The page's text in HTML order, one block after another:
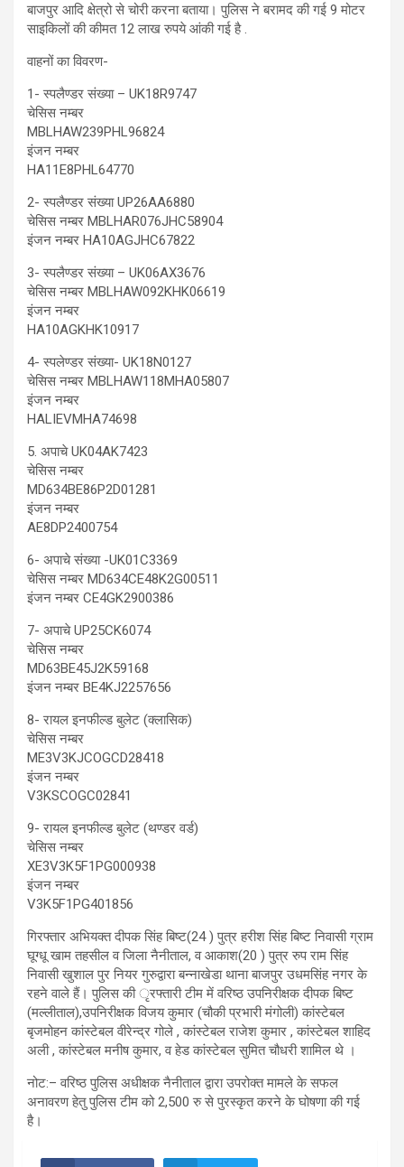
बाजपुर आदि क्षेत्रो से चोरी करना बताया। पुलिस ने बरामद की गई 9 मोटर
साइकिलों की कीमत 12 लाख रुपये आंकी गई है .
वाहनों का विवरण-
1- स्पलैण्डर संख्या – UK18R9747
चेसिस नम्बर
MBLHAW239PHL96824
इंजन नम्बर
HA11E8PHL64770
2- स्पलैण्डर संख्या UP26AA6880
चेसिस नम्बर MBLHAR076JHC58904
इंजन नम्बर HA10AGJHC67822
3- स्पलैण्डर संख्या – UK06AX3676
चेसिस नम्बर MBLHAW092KHK06619
इंजन नम्बर
HA10AGKHK10917
4- स्पलेण्डर संख्या- UK18N0127
चेसिस नम्बर MBLHAW118MHA05807
इंजन नम्बर
HALIEVMHA74698
5. अपाचे UK04AK7423
चेसिस नम्बर
MD634BE86P2D01281
इंजन नम्बर
AE8DP2400754
6- अपाचे संख्या -UK01C3369
चेसिस नम्बर MD634CE48K2G00511
इंजन नम्बर CE4GK2900386
7- अपाचे UP25CK6074
चेसिस नम्बर
MD63BE45J2K59168
इंजन नम्बर BE4KJ2257656
8- रायल इनफील्ड बुलेट (क्लासिक)
चेसिस नम्बर
ME3V3KJCOGCD28418
इंजन नम्बर
V3KSCOGC02841
9- रायल इनफील्ड बुलेट (थण्डर वर्ड)
चेसिस नम्बर
XE3V3K5F1PG000938
इंजन नम्बर
V3K5F1PG401856
गिरफ्तार अभियक्त दीपक सिंह बिष्ट(24 ) पुत्र हरीश सिंह बिष्ट निवासी ग्राम
घूग्धू खाम तहसील व जिला नैनीताल, व आकाश(20 ) पुत्र रुप राम सिंह
निवासी खुशाल पुर नियर गुरुद्वारा बन्नाखेडा थाना बाजपुर उधमसिंह नगर के
रहने वाले हैं। पुलिस की ृरफ्तारी टीम में वरिष्ठ उपनिरीक्षक दीपक बिष्ट
(मल्लीताल),उपनिरीक्षक विजय कुमार (चौकी प्रभारी मंगोली) कांस्टेबल
बृजमोहन कांस्टेबल वीरेन्द्र गोले , कांस्टेबल राजेश कुमार , कांस्टेबल शाहिद
अली , कांस्टेबल मनीष कुमार, व हेड कांस्टेबल सुमित चौधरी शामिल थे ।
नोट:– वरिष्ठ पुलिस अधीक्षक नैनीताल द्वारा उपरोक्त मामले के सफल
अनावरण हेतु पुलिस टीम को 2,500 रु से पुरस्कृत करने के घोषणा की गई
है।